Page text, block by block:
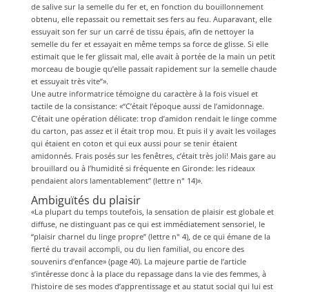
de salive sur la semelle du fer et, en fonction du bouillonnement
obtenu, elle repassait ou remettait ses fers au feu. Auparavant, elle
essuyait son fer sur un carré de tissu épais, afin de nettoyer la
semelle du fer et essayait en même temps sa force de glisse. Si elle
estimait que le fer glissait mal, elle avait à portée de la main un petit
morceau de bougie qu’elle passait rapidement sur la semelle chaude
et essuyait très vite”».
Une autre informatrice témoigne du caractère à la fois visuel et
tactile de la consistance: «“C’était l’époque aussi de l’amidonnage.
C’était une opération délicate: trop d’amidon rendait le linge comme
du carton, pas assez et il était trop mou. Et puis il y avait les voilages
qui étaient en coton et qui eux aussi pour se tenir étaient
amidonnés. Frais posés sur les fenêtres, c’était très joli! Mais gare au
brouillard ou à l’humidité si fréquente en Gironde: les rideaux
pendaient alors lamentablement” (lettre n° 14)».
Ambiguïtés du plaisir
«La plupart du temps toutefois, la sensation de plaisir est globale et
diffuse, ne distinguant pas ce qui est immédiatement sensoriel, le
“plaisir charnel du linge propre” (lettre n° 4), de ce qui émane de la
fierté du travail accompli, ou du lien familial, ou encore des
souvenirs d’enfance» (page 40). La majeure partie de l’article
s’intéresse donc à la place du repassage dans la vie des femmes, à
l’histoire de ses modes d’apprentissage et au statut social qui lui est